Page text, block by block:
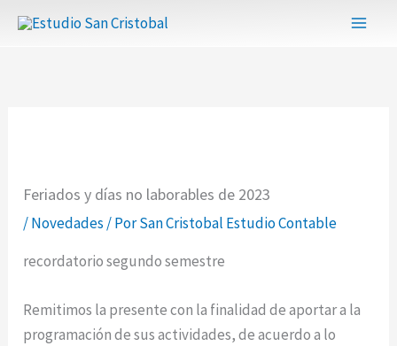
Feriados y días no laborables de 2023
/Novedades / PorSan Cristobal Estudio Contable
recordatorio segundo semestre
Remitimos la presente con la finalidad de aportar a la
programación de sus actividades, de acuerdo a lo